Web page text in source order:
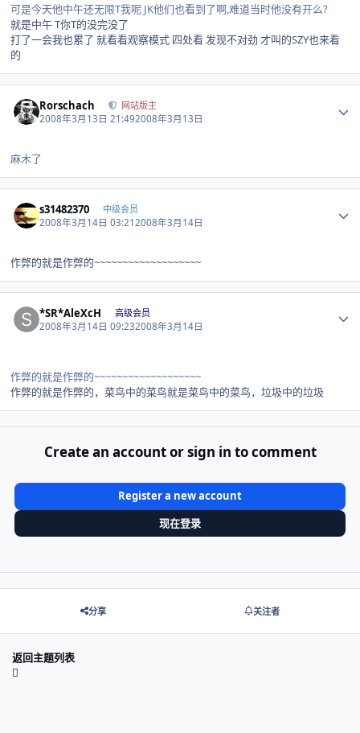
可是今天他中午还无限T我呢 JK他们也看到了啊,难道当时他没有开么?
就是中午 T你T的没完没了
打了一会我也累了 就看看观察模式 四处看 发现不对劲 才叫的SZY也来看
的
Rorschach 网站版主
2008年3月13日 21:492008年3月13日
麻木了
s31482370 中级会员
2008年3月14日 03:212008年3月14日
作弊的就是作弊的~~~~~~~~~~~~~~~~~~~
*SR*AleXcH 高级会员
2008年3月14日 09:232008年3月14日
作弊的就是作弊的~~~~~~~~~~~~~~~~~~~
作弊的就是作弊的，菜鸟中的菜鸟就是菜鸟中的菜鸟，垃圾中的垃圾
Create an account or sign in to comment
Register a new account
现在登录
分享 关注者
返回主题列表